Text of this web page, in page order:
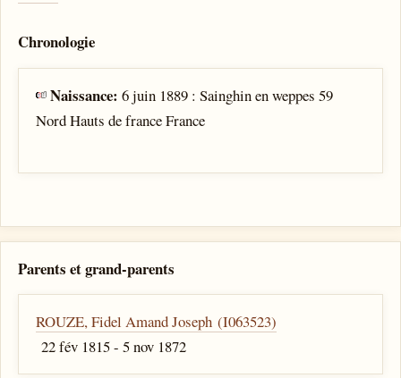
Chronologie
Naissance:6 juin 1889 : Sainghin en weppes 59
Nord Hauts de france France
Parents et grand-parents
ROUZE, Fidel Amand Joseph (I063523)
22 fév 1815 - 5 nov 1872